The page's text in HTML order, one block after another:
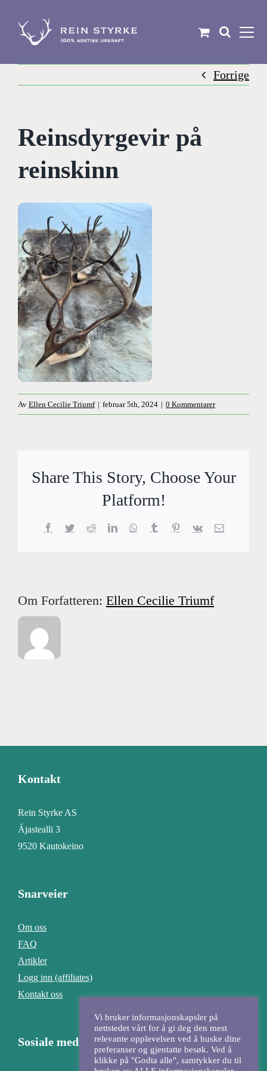
Forrige
Reinsdyrgevir på
reinskinn
Av Ellen Cecilie Triumf | februar 5th, 2024 | 0 Kommentarer
Share This Story, Choose Your
Platform!
Facebook
TwitterRedditLinkedInWhatsApp
TumblrPinterest
Vk
E-
Om Forfatteren: Ellen Cecilie Triumf
Kontakt
Rein Styrke AS
Ájastealli 3
9520 Kautokeino
Snarveier
Om oss
FAQ
Artikler
Logg inn (affiliates)
Kontakt oss
Sosiale medier
Vi bruker informasjonskapsler på
nettstedet vårt for å gi deg den mest
relevante opplevelsen ved å huske dine
preferanser og gjentatte besøk. Ved å
klikke på "Godta alle", samtykker du til